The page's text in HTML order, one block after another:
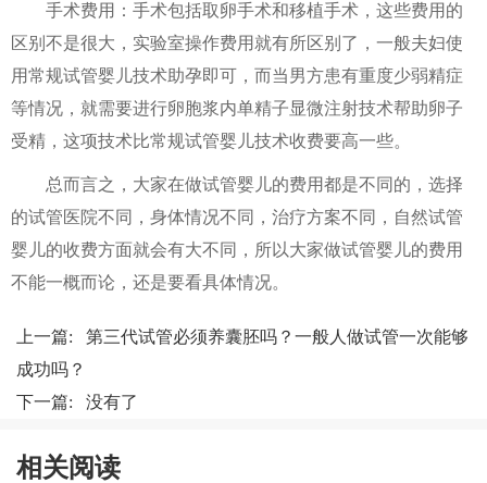
手术费用：手术包括取卵手术和移植手术，这些费用的
区别不是很大，实验室操作费用就有所区别了，一般夫妇使
用常规试管婴儿技术助孕即可，而当男方患有重度少弱精症
等情况，就需要进行卵胞浆内单精子显微注射技术帮助卵子
受精，这项技术比常规试管婴儿技术收费要高一些。
总而言之，大家在做试管婴儿的费用都是不同的，选择
的试管医院不同，身体情况不同，治疗方案不同，自然试管
婴儿的收费方面就会有大不同，所以大家做试管婴儿的费用
不能一概而论，还是要看具体情况。
上一篇: 第三代试管必须养囊胚吗？一般人做试管一次能够
成功吗？
下一篇: 没有了
相关阅读